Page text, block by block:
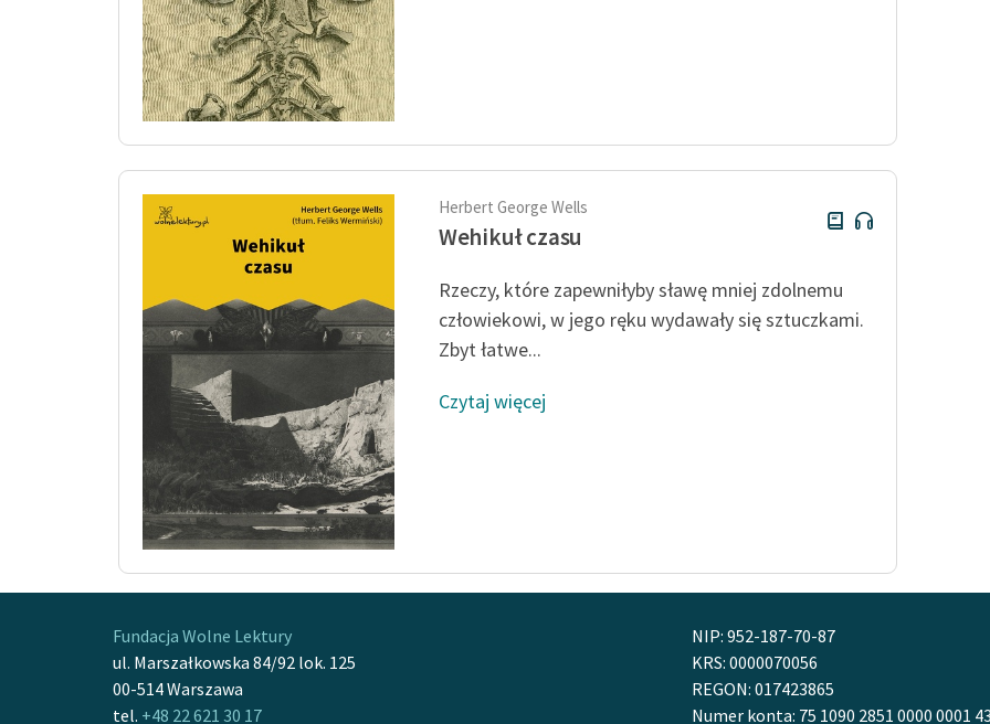
Herbert George Wells
Wehikuł czasu
Rzeczy, które zapewniłyby sławę mniej zdolnemu
człowiekowi, w jego ręku wydawały się sztuczkami.
Zbyt łatwe...
Czytaj więcej
Fundacja Wolne Lektury
ul. Marszałkowska 84/92 lok. 125
00-514 Warszawa
tel. +48 22 621 30 17
NIP: 952-187-70-87
KRS: 0000070056
REGON: 017423865
Numer konta: 75 1090 2851 0000 0001